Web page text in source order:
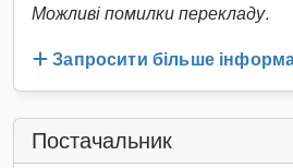
Можливі помилки перекладу.
Запросити більше
Постачальник